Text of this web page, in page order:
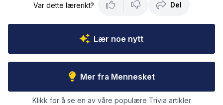
Var dette lærerikt? Del
Lær noe nytt
Mer fra Mennesket
Klikk for å se en av våre populære Trivia artikler